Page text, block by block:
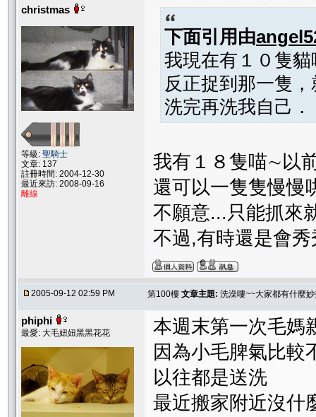
christmas
等級: 聖騎士
文章: 137
註冊時間: 2004-12-30
最近來訪: 2008-09-16
離線
下面引用由
我現在有１０隻
反正捉到那一隻
洗完再洗我自己．
我有１８隻喵∼以
還可以一隻隻慢慢
不願意...只能抓來
不過,有時還是會
2005-09-12 02:59 PM 第100樓 文章主題: 洗澡嘍~~大家都有什麼
phiphi
最愛: 大毛妞妞黑黑花花
本週末第一次毛媽
因為小毛脾氣比較
以往都是送洗
最近搬家附近沒什